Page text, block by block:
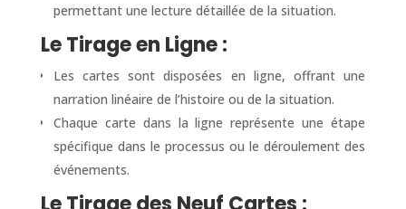
permettant une lecture détaillée de la situation.
Le Tirage en Ligne :
Les cartes sont disposées en ligne, offrant une
narration linéaire de l’histoire ou de la situation.
Chaque carte dans la ligne représente une étape
spécifique dans le processus ou le déroulement des
événements.